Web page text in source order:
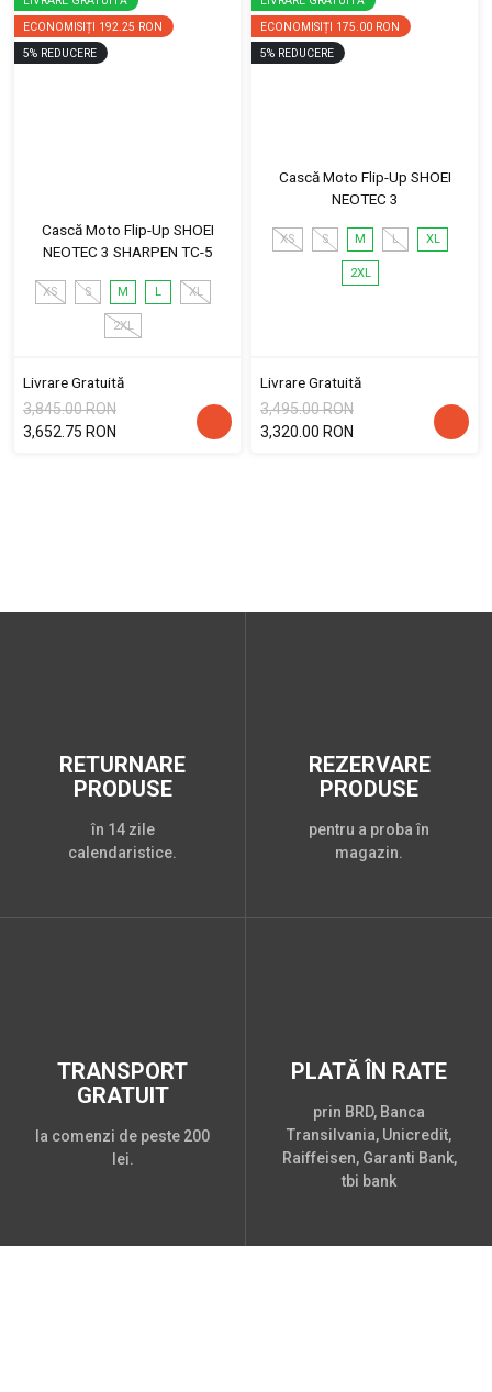
ECONOMISIȚI 192.25 RON
5% REDUCERE
Cască Moto Flip-Up SHOEI
NEOTEC 3 SHARPEN TC-5
XS S M L XL
2XL
Livrare Gratuită
3,845.00 RON
3,652.75 RON
ECONOMISIȚI 175.00 RON
5% REDUCERE
Cască Moto Flip-Up SHOEI
NEOTEC 3
XS S M L XL
2XL
Livrare Gratuită
3,495.00 RON
3,320.00 RON
RETURNARE
PRODUSE
în 14 zile
calendaristice.
REZERVARE
PRODUSE
pentru a proba în
magazin.
TRANSPORT
GRATUIT
la comenzi de peste 200
lei.
PLATĂ ÎN RATE
prin BRD, Banca
Transilvania, Unicredit,
Raiffeisen, Garanti Bank,
tbi bank